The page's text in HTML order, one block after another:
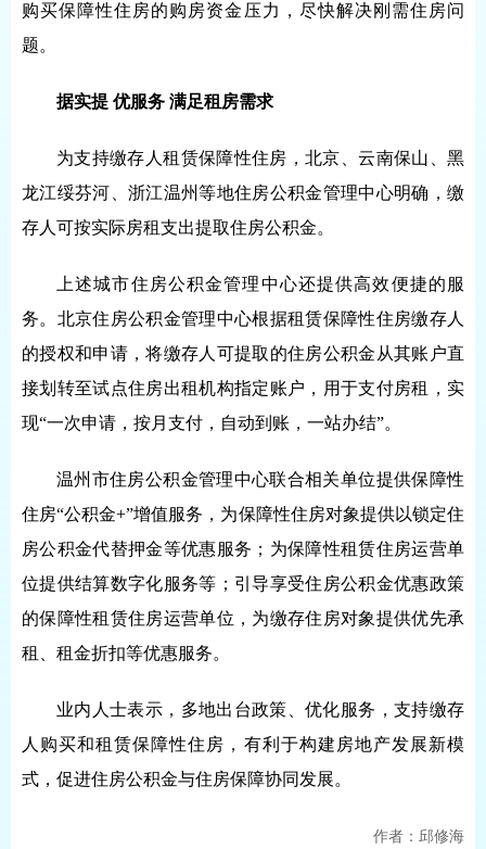
购买保障性住房的购房资金压力，尽快解决刚需住房问
题。
据实提 优服务 满足租房需求
为支持缴存人租赁保障性住房，北京、云南保山、黑
龙江绥芬河、浙江温州等地住房公积金管理中心明确，缴
存人可按实际房租支出提取住房公积金。
上述城市住房公积金管理中心还提供高效便捷的服
务。北京住房公积金管理中心根据租赁保障性住房缴存人
的授权和申请，将缴存人可提取的住房公积金从其账户直
接划转至试点住房出租机构指定账户，用于支付房租，实
现“一次申请，按月支付，自动到账，一站办结”。
温州市住房公积金管理中心联合相关单位提供保障性
住房“公积金+”增值服务，为保障性住房对象提供以锁定住
房公积金代替押金等优惠服务；为保障性租赁住房运营单
位提供结算数字化服务等；引导享受住房公积金优惠政策
的保障性租赁住房运营单位，为缴存住房对象提供优先承
租、租金折扣等优惠服务。
业内人士表示，多地出台政策、优化服务，支持缴存
人购买和租赁保障性住房，有利于构建房地产发展新模
式，促进住房公积金与住房保障协同发展。
作者：邱修海